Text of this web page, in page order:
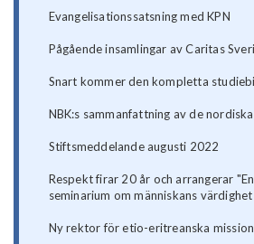
Evangelisationssatsning med KPN
Pågående insamlingar av Caritas
Snart kommer den kompletta
NBK:s sammanfattning av de
Stiftsmeddelande augusti 2022
Respekt firar 20 år och arrangerar
seminarium om människans värdighet
Ny rektor för etio-eritreanska